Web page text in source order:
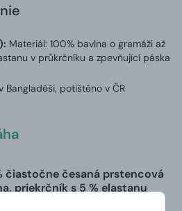
Materiál: 100% bavlna o gramáži až
v průkrčníku a zpevňující páska
Bangladéši, potištěno v ČR
čiastočne česaná prstencová
priekrčník s 5 % elastanu